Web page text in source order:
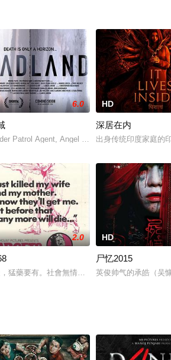
传来少女的哀号，他失去了记忆，完全想不起自
一系列故事。
6.0
Patrol Agent, Angel Waters, makes a routine
HD
深居在内
出身传统印度家庭的
英合拍电影《巴里公主》。
个城市在一夜之间成为僵尸之城。为了躲避僵
2.0
猛藥要有。社會無情、喋血四處，虛構情節也
HD
尸忆2015
英俊帅气的承皓（吴